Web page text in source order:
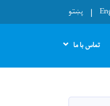
پښتو
تماس با ما